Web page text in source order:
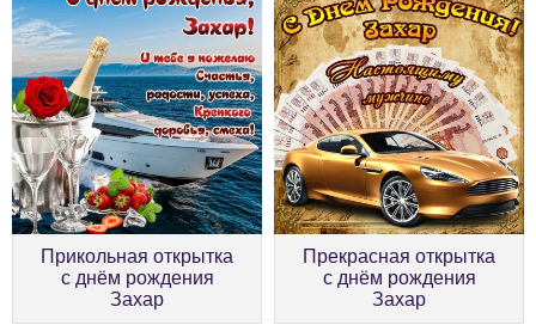
Прикольная открытка
с днём рождения
Захар
Прекрасная открытка
с днём рождения
Захар